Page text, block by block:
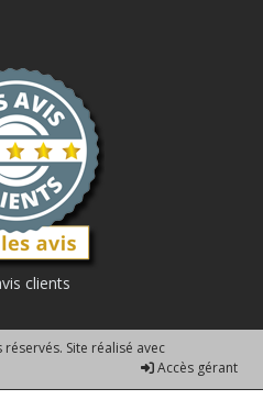
clients
Site réalisé avec
Accès gérant